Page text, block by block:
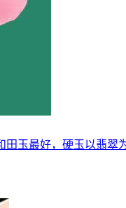
玉最好，硬玉以翡翠